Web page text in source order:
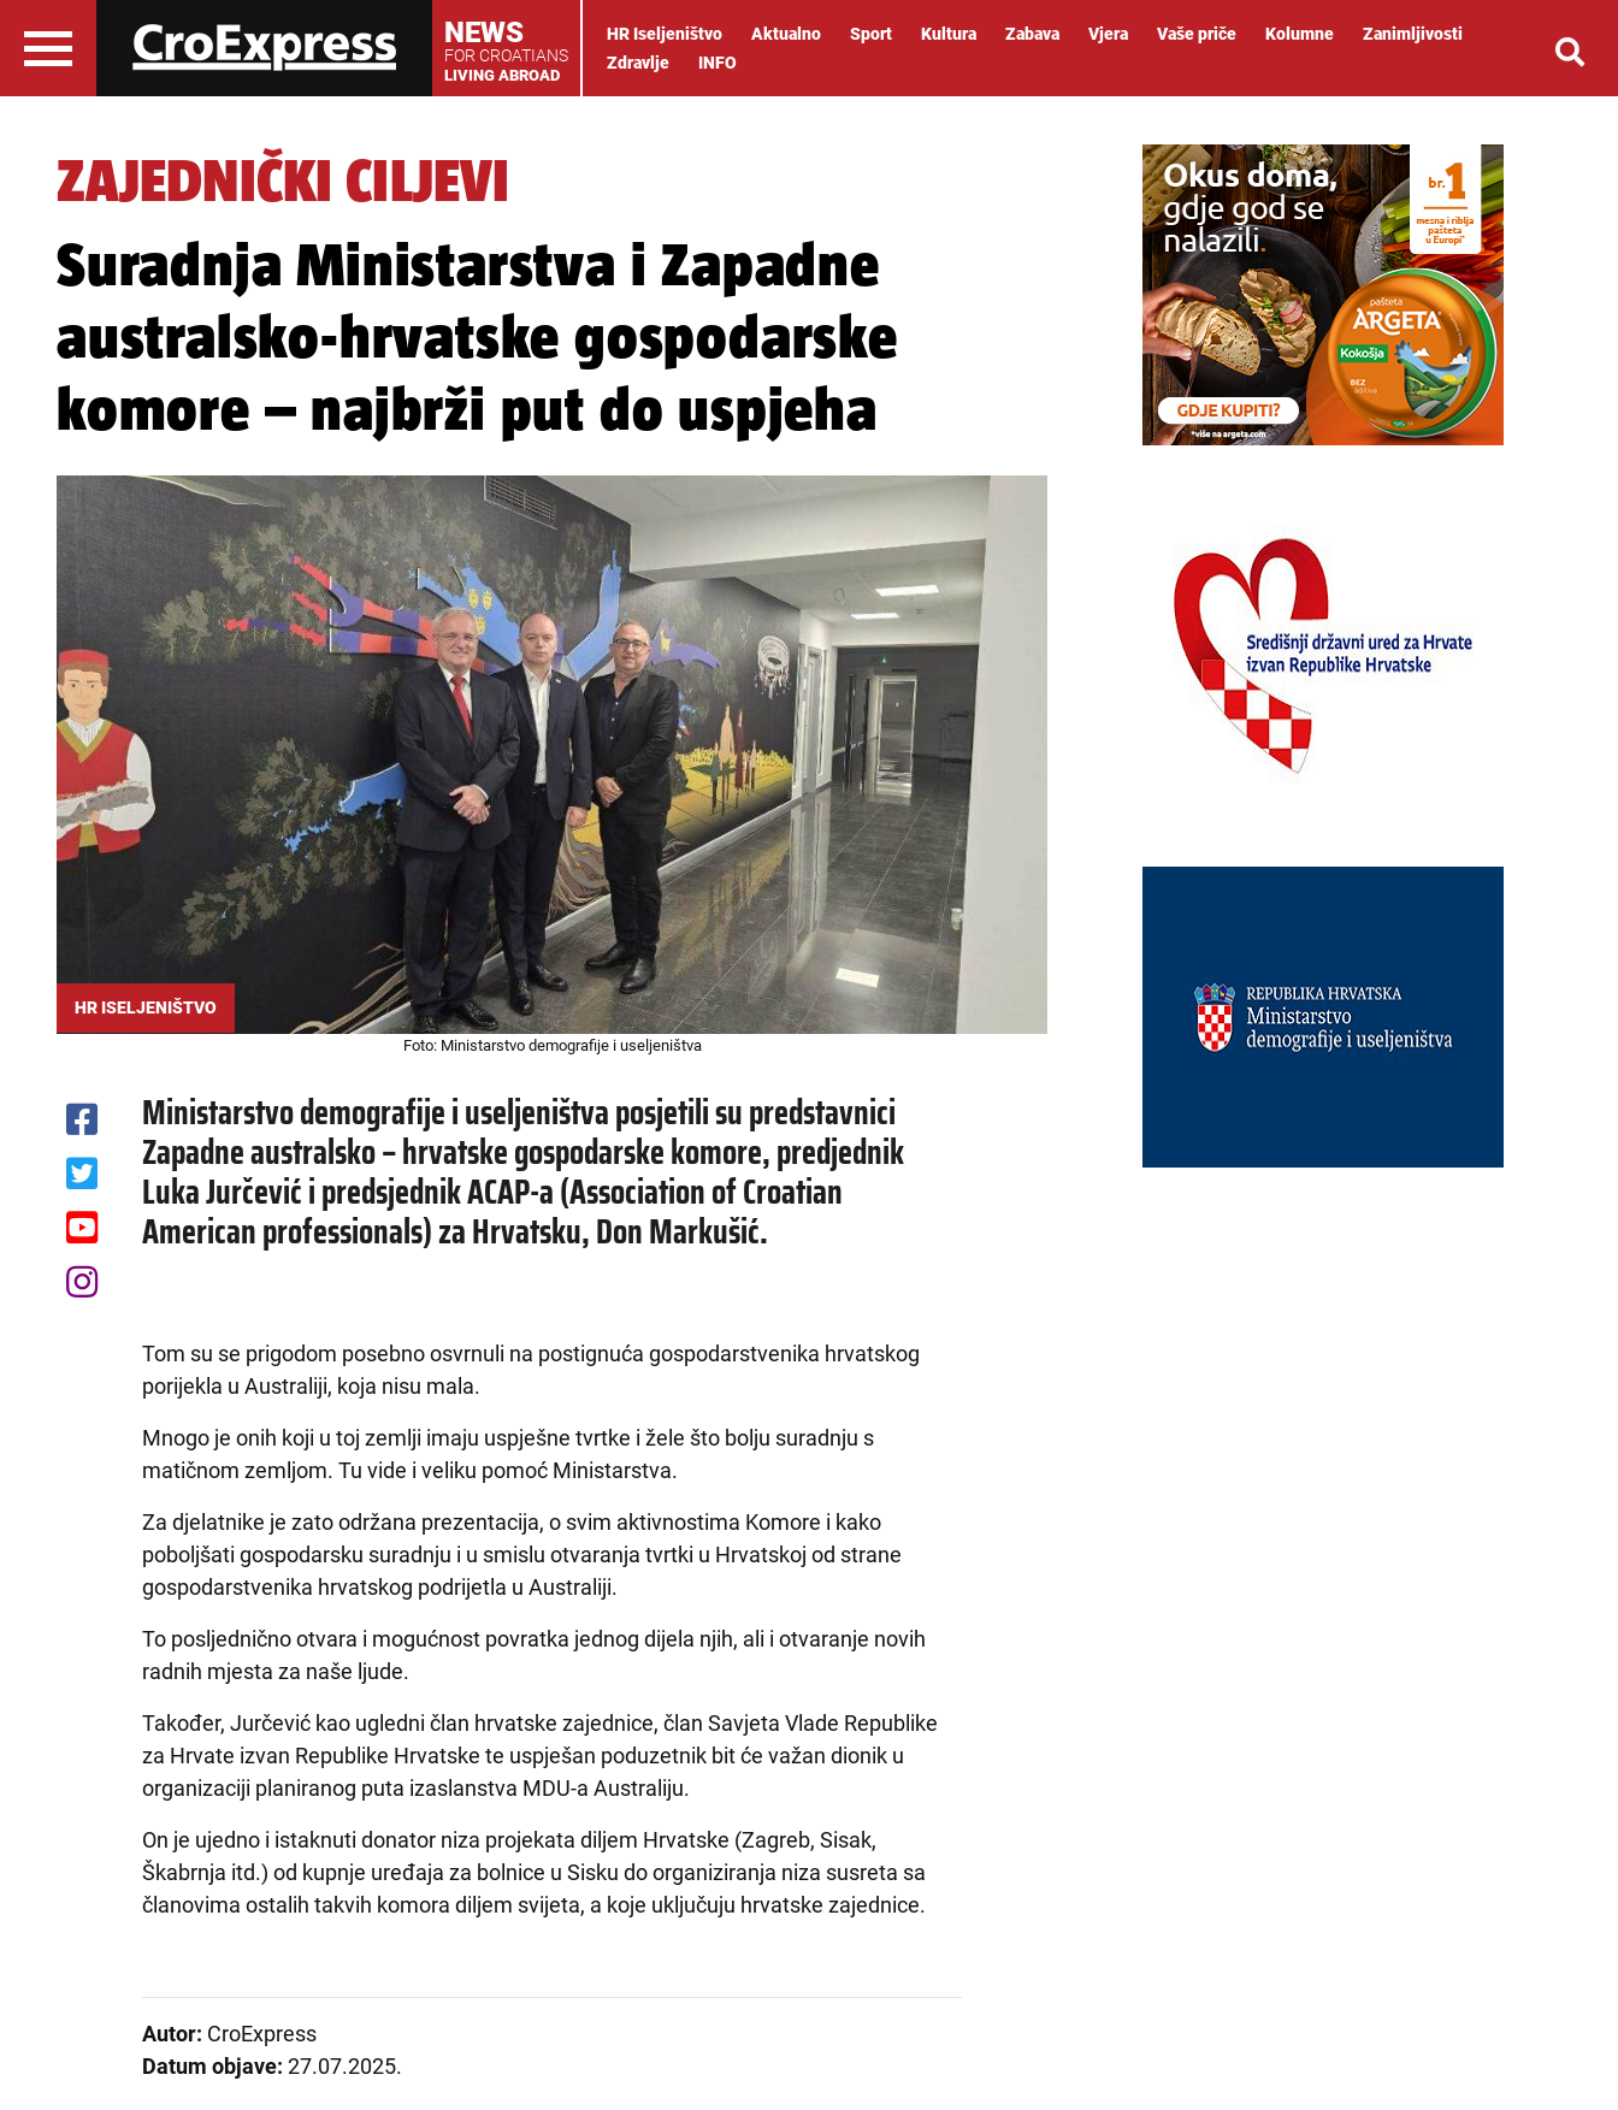
NEWS
FOR CROATIANS
LIVING ABROAD
HR Iseljeništvo Aktualno Sport Kultura Zabava Vjera Vaše priče Kolumne
Zanimljivosti
Zdravlje
INFO
ZAJEDNIČKI CILJEVI
Suradnja Ministarstva i Zapadne
australsko-hrvatske gospodarske
komore – najbrži put do uspjeha
HR ISELJENIŠTVO
Foto: Ministarstvo demografije i useljeništva
Ministarstvo demografije i useljeništva posjetili su predstavnici
Zapadne australsko – hrvatske gospodarske komore, predjednik
Luka Jurčević i predsjednik ACAP-a (Association of Croatian
American professionals) za Hrvatsku, Don Markušić.
Tom su se prigodom posebno osvrnuli na postignuća gospodarstvenika hrvatskog
porijekla u Australiji, koja nisu mala.
Mnogo je onih koji u toj zemlji imaju uspješne tvrtke i žele što bolju suradnju s
matičnom zemljom. Tu vide i veliku pomoć Ministarstva.
Za djelatnike je zato održana prezentacija, o svim aktivnostima Komore i kako
poboljšati gospodarsku suradnju i u smislu otvaranja tvrtki u Hrvatskoj od strane
gospodarstvenika hrvatskog podrijetla u Australiji.
To posljednično otvara i mogućnost povratka jednog dijela njih, ali i otvaranje novih
radnih mjesta za naše ljude.
Također, Jurčević kao ugledni član hrvatske zajednice, član Savjeta Vlade Republike
za Hrvate izvan Republike Hrvatske te uspješan poduzetnik bit će važan dionik u
organizaciji planiranog puta izaslanstva MDU-a Australiju.
On je ujedno i istaknuti donator niza projekata diljem Hrvatske (Zagreb, Sisak,
Škabrnja itd.) od kupnje uređaja za bolnice u Sisku do organiziranja niza susreta sa
članovima ostalih takvih komora diljem svijeta, a koje uključuju hrvatske zajednice.
Autor: CroExpress
Datum objave:27.07.2025.